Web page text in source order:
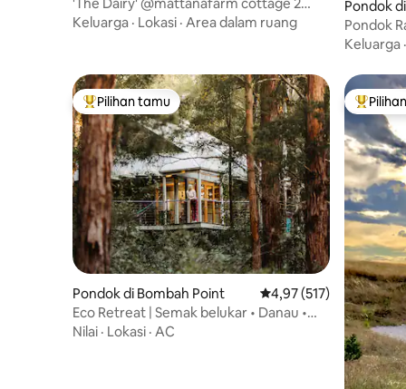
kamar tidur
Keluarga · Lokasi · Area dalam ruang
Pondok
Pondok
Keluarga ·
Pilihan tamu terpopuler
Pilihan tamu
Pondok di Bombah Point Nilai rata-rata 4,97 dari
4,97 (517)
Eco Retreat | Semak belukar • Danau •
Pantai • Api
Nilai · Lokasi · AC
Pilihan